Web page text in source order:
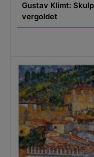
Gustav Klimt:
vergoldet